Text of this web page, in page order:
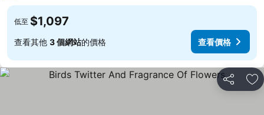
低至 $1,097
查看其他 3 個網站的價格 查看價格
分享 加